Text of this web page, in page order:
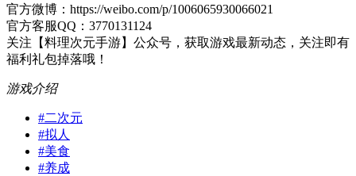
官方微博：https://weibo.com/p/1006065930066021
官方客服QQ：3770131124
关注【料理次元手游】公众号，获取游戏最新动态，关注即有
福利礼包掉落哦！
游戏介绍
#二次元
#拟人
#美食
#养成